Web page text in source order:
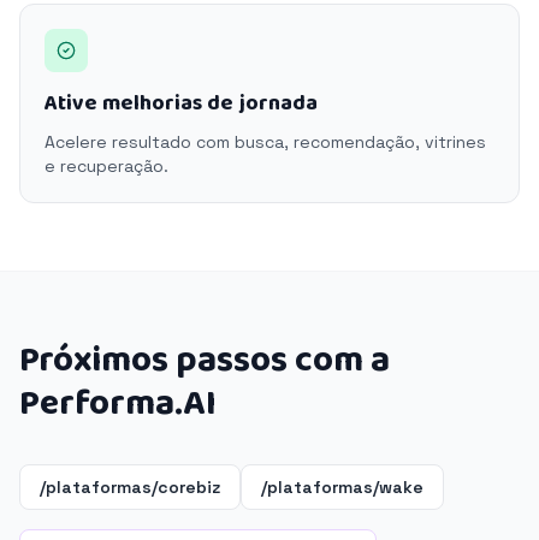
Ative melhorias de jornada
Acelere resultado com busca, recomendação, vitrines
e recuperação.
Próximos passos com a
Performa.AI
/plataformas/corebiz /plataformas/wake